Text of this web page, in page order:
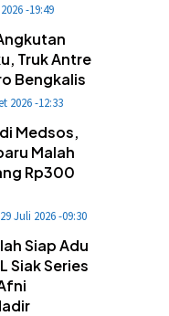
-19:49
Truk Antre
Bengkalis
2026 -12:33
Medsos,
Malah
Rp300
29 Juli 2026 -09:30
Siap Adu
Siak Series